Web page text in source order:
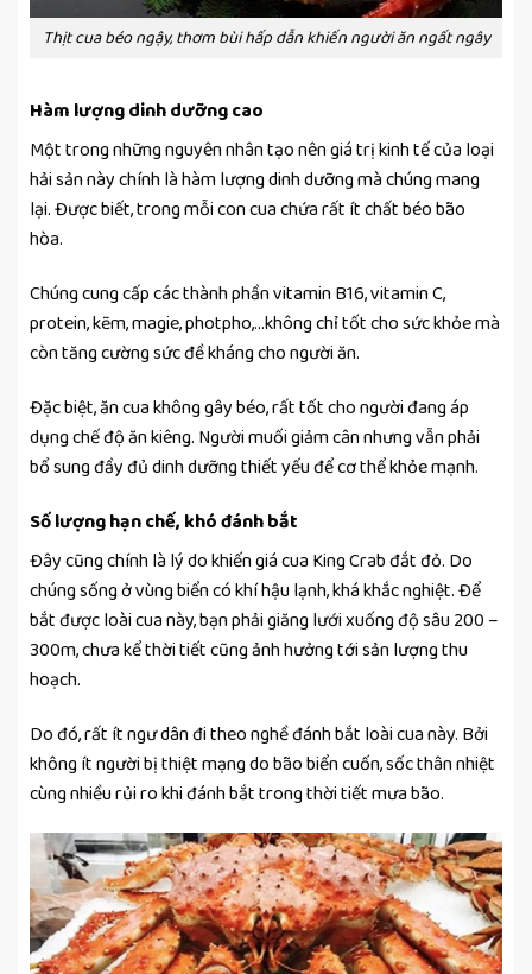
Thịt cua béo ngậy, thơm bùi hấp dẫn khiến người ăn ngất ngây
Hàm lượng dinh dưỡng cao
Một trong những nguyên nhân tạo nên giá trị kinh tế của loại
hải sản này chính là hàm lượng dinh dưỡng mà chúng mang
lại. Được biết, trong mỗi con cua chứa rất ít chất béo bão
hòa.
Chúng cung cấp các thành phần vitamin B16, vitamin C,
protein, kẽm, magie, photpho,…không chỉ tốt cho sức khỏe mà
còn tăng cường sức đề kháng cho người ăn.
Đặc biệt, ăn cua không gây béo, rất tốt cho người đang áp
dụng chế độ ăn kiêng. Người muối giảm cân nhưng vẫn phải
bổ sung đầy đủ dinh dưỡng thiết yếu để cơ thể khỏe mạnh.
Số lượng hạn chế, khó đánh bắt
Đây cũng chính là lý do khiến giá cua King Crab đắt đỏ. Do
chúng sống ở vùng biển có khí hậu lạnh, khá khắc nghiệt. Để
bắt được loài cua này, bạn phải giăng lưới xuống độ sâu 200 –
300m, chưa kể thời tiết cũng ảnh hưởng tới sản lượng thu
hoạch.
Do đó, rất ít ngư dân đi theo nghề đánh bắt loài cua này. Bởi
không ít người bị thiệt mạng do bão biển cuốn, sốc thân nhiệt
cùng nhiều rủi ro khi đánh bắt trong thời tiết mưa bão.